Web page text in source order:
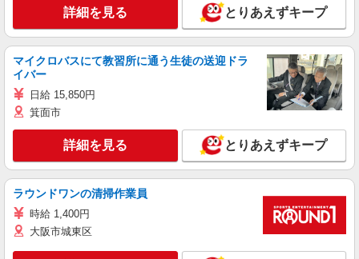
詳細を見る とりあえずキープ
マイクロバスにて教習所に通う生徒の送迎ドラ
イバー
日給 15,850円
箕面市
詳細を見る とりあえずキープ
ラウンドワンの清掃作業員
時給 1,400円
大阪市城東区